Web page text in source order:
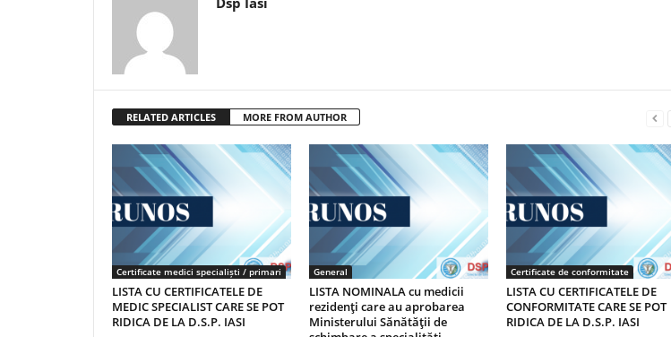
RELATED ARTICLES MORE FROM AUTHOR
Certificate medici specialiști / primari
LISTA CU CERTIFICATELE DE
MEDIC SPECIALIST CARE SE POT
RIDICA DE LA D.S.P. IASI
General
LISTA NOMINALA cu medicii
rezidenţi care au aprobarea
Ministerului Sănătăţii de
Certificate de conformitate
LISTA CU CERTIFICATELE DE
CONFORMITATE CARE SE POT
RIDICA DE LA D.S.P. IASI